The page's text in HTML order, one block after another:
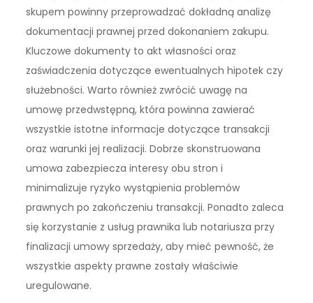
skupem powinny przeprowadzać dokładną analizę
dokumentacji prawnej przed dokonaniem zakupu.
Kluczowe dokumenty to akt własności oraz
zaświadczenia dotyczące ewentualnych hipotek czy
służebności. Warto również zwrócić uwagę na
umowę przedwstępną, która powinna zawierać
wszystkie istotne informacje dotyczące transakcji
oraz warunki jej realizacji. Dobrze skonstruowana
umowa zabezpiecza interesy obu stron i
minimalizuje ryzyko wystąpienia problemów
prawnych po zakończeniu transakcji. Ponadto zaleca
się korzystanie z usług prawnika lub notariusza przy
finalizacji umowy sprzedaży, aby mieć pewność, że
wszystkie aspekty prawne zostały właściwie
uregulowane.